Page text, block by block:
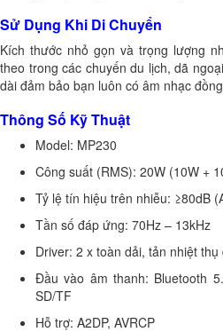
Sử Dụng Khi Di Chuyển
Kích thước nhỏ gọn và trọng lượng
theo trong các chuyến du lịch, dã
dài đảm bảo bạn luôn có âm nhạc
Thông Số Kỹ Thuật
Model: MP230
Công suất (RMS): 20W (10W +
Tỷ lệ tín hiệu trên nhiễu: ≥80dB
Tần số đáp ứng: 70Hz – 13kHz
Driver: 2 x toàn dải, tản nhiệt thụ
Đầu vào âm thanh: Bluetooth
SD/TF
Hỗ trợ: A2DP, AVRCP